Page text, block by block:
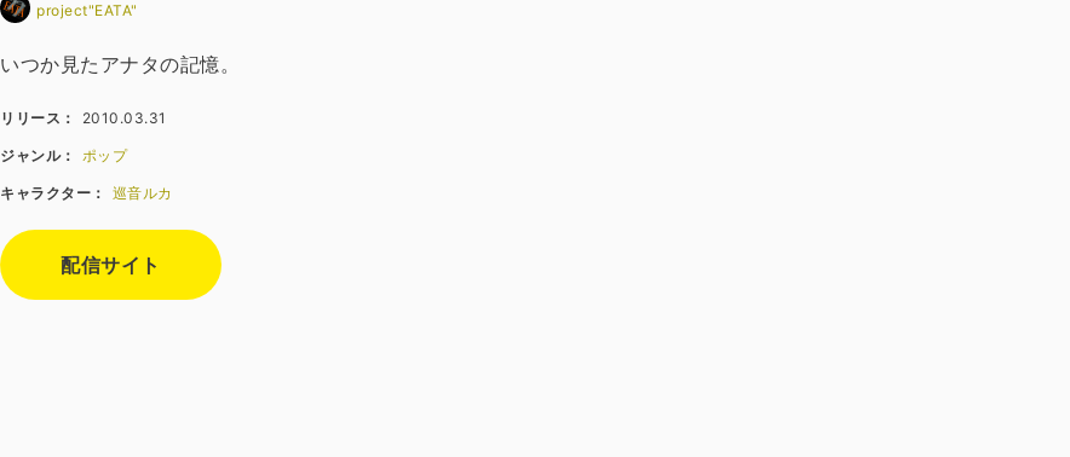
project"EATA"
いつか見たアナタの記憶。
リリース： 2010.03.31
ジャンル： ポップ
キャラクター： 巡音ルカ
配信サイト